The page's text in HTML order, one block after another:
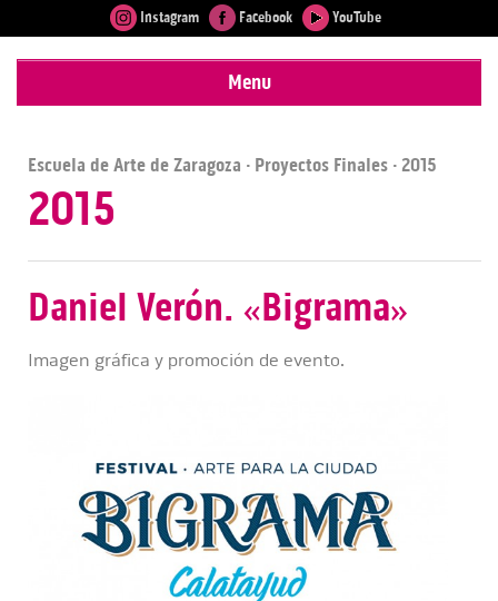
Instagram Facebook YouTube
Menu
Escuela de Arte de Zaragoza · Proyectos Finales · 2015
2015
Daniel Verón. «Bigrama»
Imagen gráfica y promoción de evento.